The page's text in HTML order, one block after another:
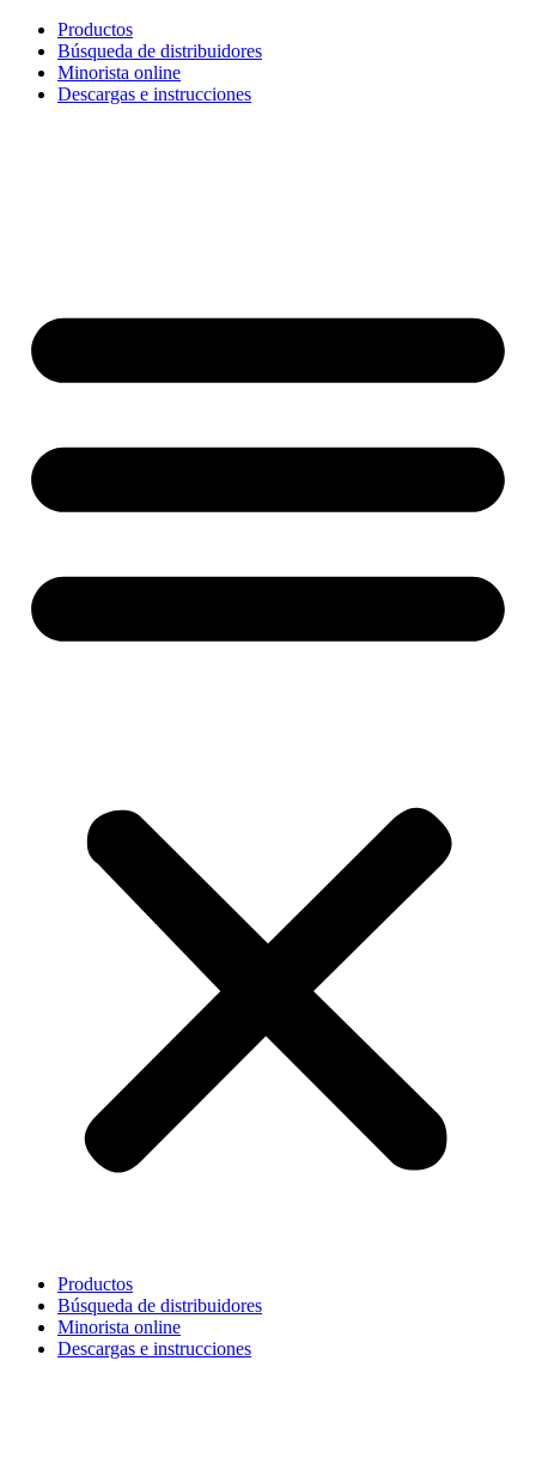
contenido
Productos
Búsqueda de distribuidores
Minorista online
Descargas e instrucciones
Productos
Búsqueda de distribuidores
Minorista online
Descargas e instrucciones